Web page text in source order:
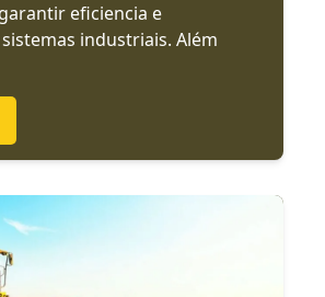
eficiencia e
industriais. Além